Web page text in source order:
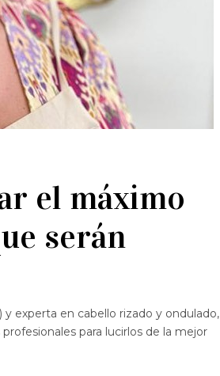
el máximo
serán
y experta en cabello rizado y ondulado,
para lucirlos de la mejor